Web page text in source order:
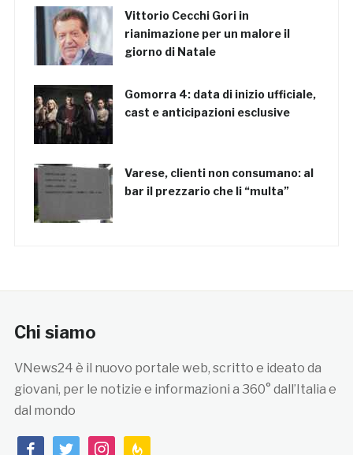
Vittorio Cecchi Gori in
rianimazione per un malore il
giorno di Natale
Gomorra 4: data di inizio ufficiale,
cast e anticipazioni esclusive
Varese, clienti non consumano: al
bar il prezzario che li “multa”
Chi siamo
VNews24 è il nuovo portale web, scritto e ideato da
giovani, per le notizie e informazioni a 360° dall’Italia e
dal mondo
facebooktwitterinstagramfeedburner